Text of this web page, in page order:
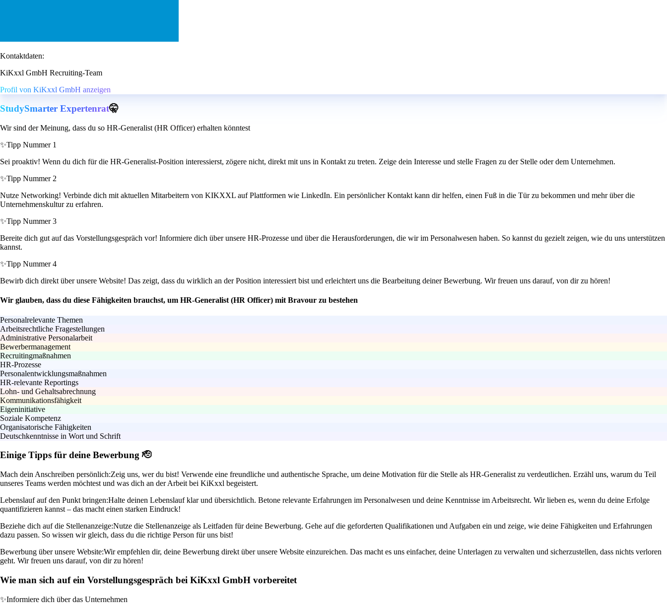
Kontaktdaten:
KiKxxl GmbH Recruiting-Team
Profil von KiKxxl GmbH anzeigen
StudySmarter Expertenrat🤫
Wir sind der Meinung, dass du so HR-Generalist (HR Officer) erhalten könntest
✨Tipp Nummer 1
Sei proaktiv! Wenn du dich für die HR-Generalist-Position interessierst, zögere nicht, direkt mit uns in Kontakt zu treten. Zeige dein Interesse und stelle Fragen zu der Stelle oder dem Unternehmen.
✨Tipp Nummer 2
Nutze Networking! Verbinde dich mit aktuellen Mitarbeitern von KIKXXL auf Plattformen wie LinkedIn. Ein persönlicher Kontakt kann dir helfen, einen Fuß in die Tür zu bekommen und mehr über die
Unternehmenskultur zu erfahren.
✨Tipp Nummer 3
Bereite dich gut auf das Vorstellungsgespräch vor! Informiere dich über unsere HR-Prozesse und über die Herausforderungen, die wir im Personalwesen haben. So kannst du gezielt zeigen, wie du uns unterstützen
kannst.
✨Tipp Nummer 4
Bewirb dich direkt über unsere Website! Das zeigt, dass du wirklich an der Position interessiert bist und erleichtert uns die Bearbeitung deiner Bewerbung. Wir freuen uns darauf, von dir zu hören!
Wir glauben, dass du diese Fähigkeiten brauchst, um HR-Generalist (HR Officer) mit Bravour zu bestehen
Personalrelevante Themen
Arbeitsrechtliche Fragestellungen
Administrative Personalarbeit
Bewerbermanagement
Recruitingmaßnahmen
HR-Prozesse
Personalentwicklungsmaßnahmen
HR-relevante Reportings
Lohn- und Gehaltsabrechnung
Kommunikationsfähigkeit
Eigeninitiative
Soziale Kompetenz
Organisatorische Fähigkeiten
Deutschkenntnisse in Wort und Schrift
Einige Tipps für deine Bewerbung 🫡
Mach dein Anschreiben persönlich:Zeig uns, wer du bist! Verwende eine freundliche und authentische Sprache, um deine Motivation für die Stelle als HR-Generalist zu verdeutlichen. Erzähl uns, warum du Teil
unseres Teams werden möchtest und was dich an der Arbeit bei KiKxxl begeistert.
Lebenslauf auf den Punkt bringen:Halte deinen Lebenslauf klar und übersichtlich. Betone relevante Erfahrungen im Personalwesen und deine Kenntnisse im Arbeitsrecht. Wir lieben es, wenn du deine Erfolge
quantifizieren kannst – das macht einen starken Eindruck!
Beziehe dich auf die Stellenanzeige:Nutze die Stellenanzeige als Leitfaden für deine Bewerbung. Gehe auf die geforderten Qualifikationen und Aufgaben ein und zeige, wie deine Fähigkeiten und Erfahrungen
dazu passen. So wissen wir gleich, dass du die richtige Person für uns bist!
Bewerbung über unsere Website:Wir empfehlen dir, deine Bewerbung direkt über unsere Website einzureichen. Das macht es uns einfacher, deine Unterlagen zu verwalten und sicherzustellen, dass nichts verloren
geht. Wir freuen uns darauf, von dir zu hören!
Wie man sich auf ein Vorstellungsgespräch bei KiKxxl GmbH vorbereitet
✨Informiere dich über das Unternehmen